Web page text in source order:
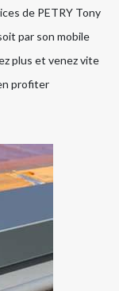
de PETRY Tony
par son mobile
plus et venez vite
profiter